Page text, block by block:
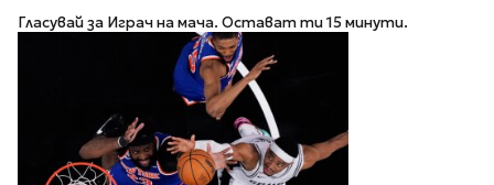
Гласувай за Играч на мача. Остават ти 15 минути.